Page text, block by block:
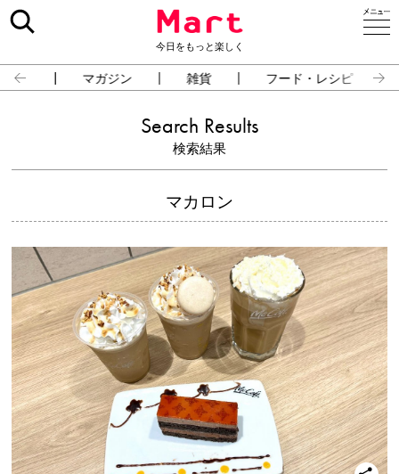
今日をもっと楽しく
占い マガジン 雑貨 フード・レシピ
Search Results
検索結果
マカロン